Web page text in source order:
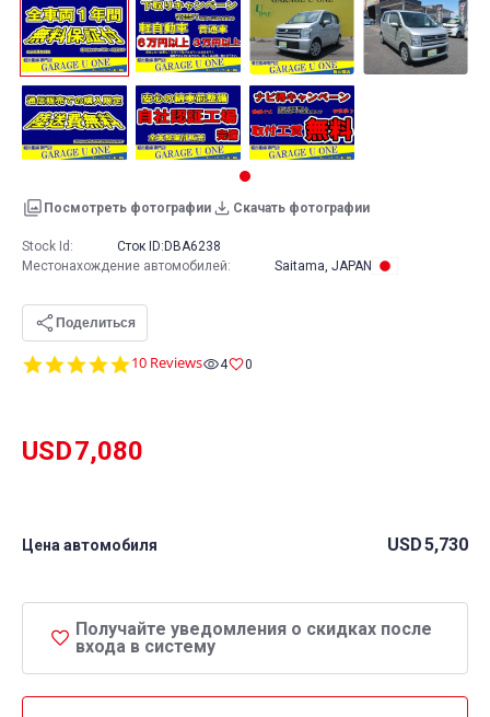
Посмотреть фотографии Скачать фотографии
5.0
10 Reviews 4 0
USD7,080
Цена автомобиля USD5,730
Получайте уведомления о скидках после
входа в систему
Stock Id: Сток ID: DBA6238
Местонахождение автомобилей: Saitama, JAPAN
Поделиться